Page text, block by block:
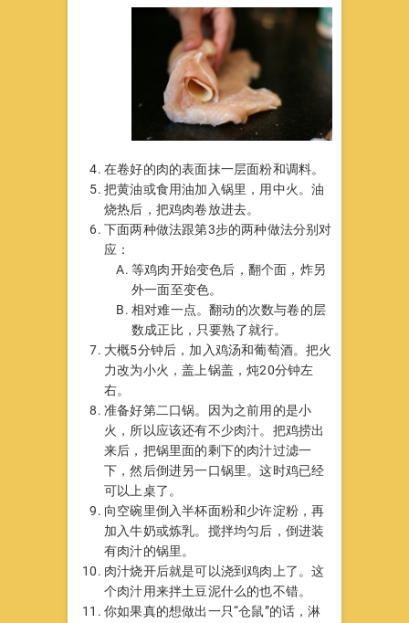
在卷好的肉的表面抹一层面粉和调料。
把黄油或食用油加入锅里，用中火。油
烧热后，把鸡肉卷放进去。
下面两种做法跟第3步的两种做法分别对
应：
等鸡肉开始变色后，翻个面，炸另
外一面至变色。
相对难一点。翻动的次数与卷的层
数成正比，只要熟了就行。
大概5分钟后，加入鸡汤和葡萄酒。把火
力改为小火，盖上锅盖，炖20分钟左
右。
准备好第二口锅。因为之前用的是小
火，所以应该还有不少肉汁。把鸡捞出
来后，把锅里面的剩下的肉汁过滤一
下，然后倒进另一口锅里。这时鸡已经
可以上桌了。
向空碗里倒入半杯面粉和少许淀粉，再
加入牛奶或炼乳。搅拌均匀后，倒进装
有肉汁的锅里。
肉汁烧开后就是可以浇到鸡肉上了。这
个肉汁用来拌土豆泥什么的也不错。
你如果真的想做出一只“仓鼠”的话，淋